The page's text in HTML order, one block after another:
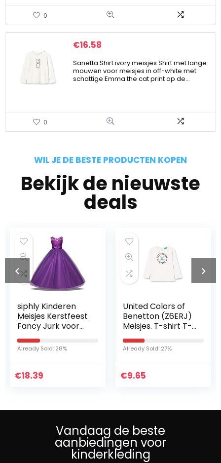
0
€16.58
Sanetta Shirt ivory meisjes Shirt met lange
mouwen voor meisjes in off-white met
schattige Emma the cat print op de…
0
WIL JE DE BESTE PRODUCTEN KOPEN
Bekijk de nieuwste
deals
siphly Kinderen
Meisjes Kerstfeest
Fancy Jurk voor
Cosplay Festival
Prestaties
Verjaardag Bruiloft
Fotoshoot…
Already Sold: 28%
€18.39
United Colors of
Benetton (Z6ERJ)
Meisjes. T-shirt T-
SHIRT M/L
Already Sold: 27%
€9.65
Vandaag de beste
aanbiedingen voor
kinderkleding